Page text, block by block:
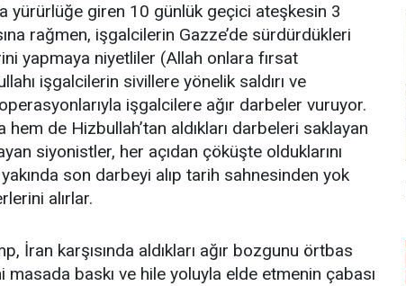
yürürlüğe giren 10 günlük geçici ateşkesin 3
rağmen, işgalcilerin Gazze’de sürdürdükleri
yapmaya niyetliler (Allah onlara fırsat
işgalcilerin sivillere yönelik saldırı ve
işgalcilere ağır darbeler vuruyor.
hem de Hizbullah’tan aldıkları darbeleri saklayan
siyonistler, her açıdan çöküşte olduklarını
son darbeyi alıp tarih sahnesinden yok
alırlar.
İran karşısında aldıkları ağır bozgunu örtbas
baskı ve hile yoluyla elde etmenin çabası